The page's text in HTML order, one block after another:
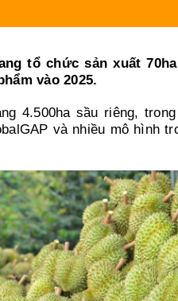
tổ chức sản xuất
vào 2025.
4.500ha sầu riêng,
và nhiều mô hình